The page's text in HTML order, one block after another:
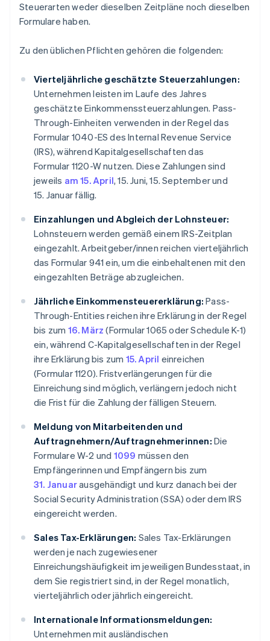
Steuerarten weder dieselben Zeitpläne noch dieselben
Formulare haben.
Zu den üblichen Pflichten gehören die folgenden:
Vierteljährliche geschätzte Steuerzahlungen:
Unternehmen leisten im Laufe des Jahres
geschätzte Einkommenssteuerzahlungen. Pass-
Through-Einheiten verwenden in der Regel das
Formular 1040-ES des Internal Revenue Service
(IRS), während Kapitalgesellschaften das
Formular 1120-W nutzen. Diese Zahlungen sind
jeweils am 15. April, 15. Juni, 15. September und
15. Januar fällig.
Einzahlungen und Abgleich der Lohnsteuer:
Lohnsteuern werden gemäß einem IRS-Zeitplan
eingezahlt. Arbeitgeber/innen reichen vierteljährlich
das Formular 941 ein, um die einbehaltenen mit den
eingezahlten Beträge abzugleichen.
Jährliche Einkommensteuererklärung: Pass-
Through-Entities reichen ihre Erklärung in der Regel
bis zum 16. März (Formular 1065 oder Schedule K-1)
ein, während C-Kapitalgesellschaften in der Regel
ihre Erklärung bis zum 15. April einreichen
(Formular 1120). Fristverlängerungen für die
Einreichung sind möglich, verlängern jedoch nicht
die Frist für die Zahlung der fälligen Steuern.
Meldung von Mitarbeitenden und
Auftragnehmern/Auftragnehmerinnen: Die
Formulare W-2 und 1099 müssen den
Empfängerinnen und Empfängern bis zum
31. Januarausgehändigt und kurz danach bei der
Social Security Administration (SSA) oder dem IRS
eingereicht werden.
Sales Tax-Erklärungen: Sales Tax-Erklärungen
werden je nach zugewiesener
Einreichungshäufigkeit im jeweiligen Bundesstaat, in
dem Sie registriert sind, in der Regel monatlich,
vierteljährlich oder jährlich eingereicht.
Internationale Informationsmeldungen:
Unternehmen mit ausländischen